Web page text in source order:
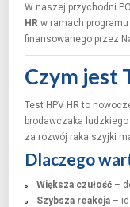
W naszej przychodni
HR w ramach
finansowanego przez
Czym jest
Test HPV HR to
brodawczaka
za rozwój raka szyjki
Dlaczego
Większa czułość –
Szybsza reakcja –